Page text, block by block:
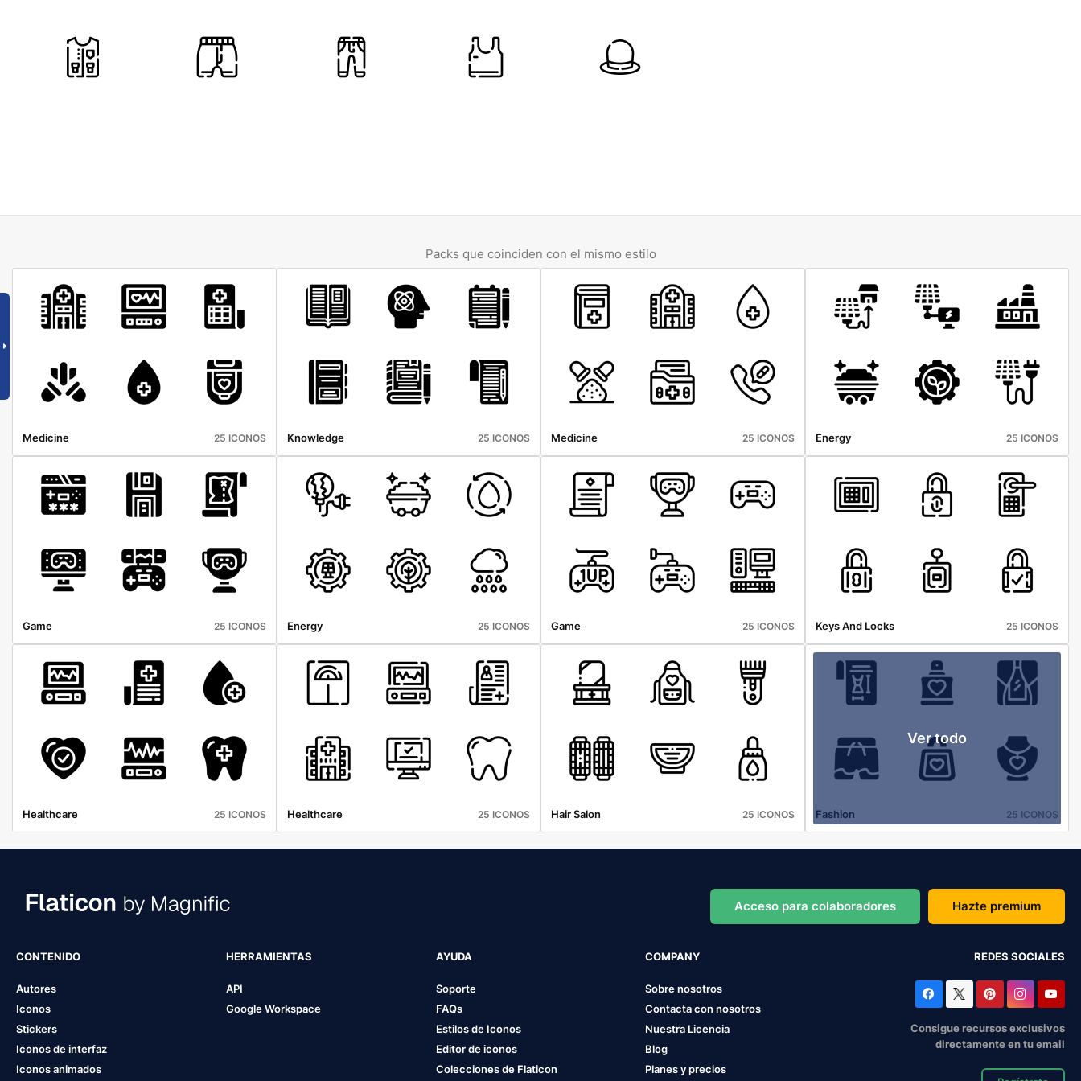
Packs que coinciden con el mismo estilo
Medicine 25 ICONOS Knowledge 25 ICONOS Medicine 25 ICONOS Energy 25 ICONOS
Game 25 ICONOS Energy 25 ICONOS Game 25 ICONOS Keys And Locks 25 ICONOS
Healthcare 25 ICONOS Healthcare 25 ICONOS Hair Salon 25 ICONOS
Ver todo
Fashion 25 ICONOS
Acceso para colaboradores Hazte premium
CONTENIDO
Autores
Iconos
Stickers
Iconos de interfaz
Iconos animados
HERRAMIENTAS
API
Google Workspace
AYUDA
Soporte
FAQs
Estilos de Iconos
Editor de iconos
Colecciones de Flaticon
COMPANY
Sobre nosotros
Contacta con nosotros
Nuestra Licencia
Blog
Planes y precios
REDES SOCIALES
Consigue recursos exclusivos
directamente en tu email